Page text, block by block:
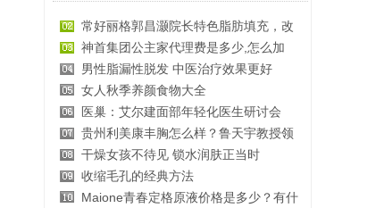
常好丽格郭昌灏院长特色脂肪填充，改
神首集团公主家代理费是多少,怎么加
男性脂漏性脱发 中医治疗效果更好
女人秋季养颜食物大全
医巢：艾尔建面部年轻化医生研讨会
贵州利美康丰胸怎么样？鲁天宇教授领
干燥女孩不待见 锁水润肤正当时
收缩毛孔的经典方法
Maione青春定格原液价格是多少？有什